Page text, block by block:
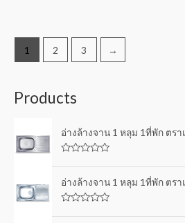
1 2 3 →
Products
อ่างล้างจาน 1 หลุม 1ที่พัก ตรา
t
e
d
อ่างล้างจาน 1 หลุม 1ที่พัก ตรา